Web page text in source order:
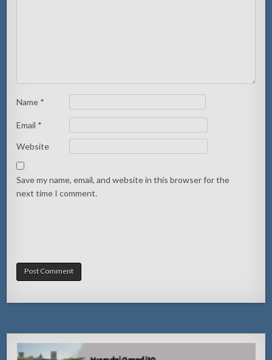
Name *
Email *
Website
Save my name, email, and website in this browser for the
next time I comment.